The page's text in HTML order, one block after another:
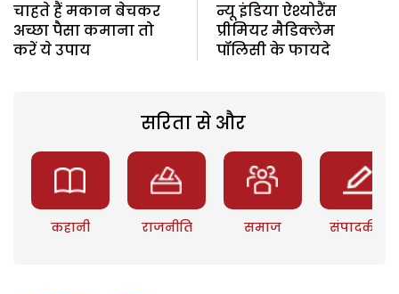
चाहते हैं मकान बेचकर
अच्छा पैसा कमाना तो
करें ये उपाय
न्यू इंडिया ऐश्योरैंस
प्रीमियर मैडिक्लेम
पॉलिसी के फायदे
सरिता से और
कहानी राजनीति समाज संपादकीय